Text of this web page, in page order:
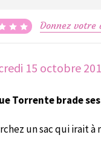
Donnez votre
15 octobre
Torrente brade
un sac qui irait